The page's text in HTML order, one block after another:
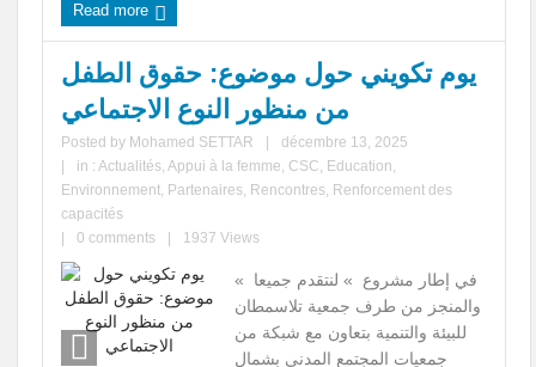
Read more
يوم تكويني حول موضوع: حقوق الطفل
من منظور النوع الاجتماعي
Posted by Mohamed SETTAR
décembre 13, 2025
in :Actualités,Appui à la femme, CSC, Education,
Environnement, Partenaires, Rencontres, Renforcement des
capacités
0 comments 1937 Views
في إطار مشروع » لنتقدم جميعا »
والمنجز من طرف جمعية تلاسمطان
للبيئة والتنمية بتعاون مع شبكة من
جمعيات المجتمع المدني بشمال